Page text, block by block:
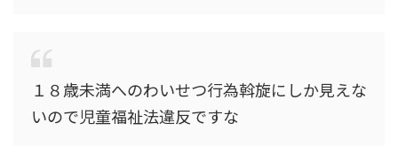
１８歳未満へのわいせつ行為斡旋にしか見えな
いので児童福祉法違反ですな